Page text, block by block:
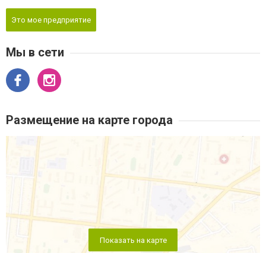
Это мое предприятие
Мы в сети
Размещение на карте города
Показать на карте